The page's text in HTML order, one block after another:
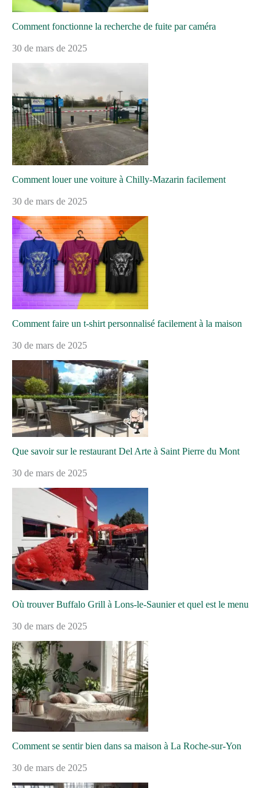
Comment fonctionne la recherche de fuite par caméra
30 de mars de 2025
Comment louer une voiture à Chilly-Mazarin facilement
30 de mars de 2025
Comment faire un t-shirt personnalisé facilement à la maison
30 de mars de 2025
Que savoir sur le restaurant Del Arte à Saint Pierre du Mont
30 de mars de 2025
Où trouver Buffalo Grill à Lons-le-Saunier et quel est le menu
30 de mars de 2025
Comment se sentir bien dans sa maison à La Roche-sur-Yon
30 de mars de 2025